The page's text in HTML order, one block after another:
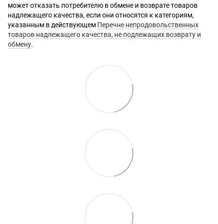
может отказать потребителю в обмене и возврате товаров
надлежащего качества, если они относятся к категориям,
указанным в действующем Перечне непродовольственных
товаров надлежащего качества, не подлежащих возврату и
обмену.